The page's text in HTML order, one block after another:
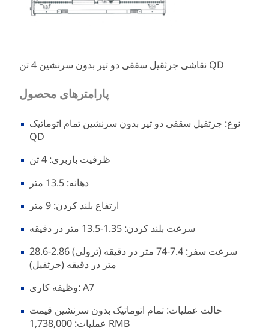
نقاشی جرثقیل سقفی دو تیر بدون سرنشین 4 تن QD
پارامترهای محصول
نوع: جرثقیل سقفی دو تیر بدون سرنشین تمام اتوماتیک
QD
ظرفیت باربری: 4 تن
دهانه: 13.5 متر
ارتفاع بلند کردن: 9 متر
سرعت بلند کردن: 1.35-13.5 متر در دقیقه
سرعت سفر: 7.4-74 متر در دقیقه (ترولی) 2.86-28.6
متر در دقیقه (جرثقیل)
وظیفه کاری: A7
حالت عملیات: تمام اتوماتیک بدون سرنشین قیمت
عملیات: 1,738,000 RMB